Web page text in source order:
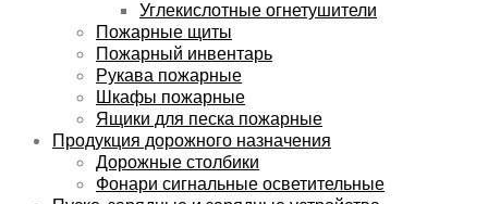
Углекислотные огнетушители
Пожарные щиты
Пожарный инвентарь
Рукава пожарные
Шкафы пожарные
Ящики для песка пожарные
Продукция дорожного назначения
Дорожные столбики
Фонари сигнальные осветительные